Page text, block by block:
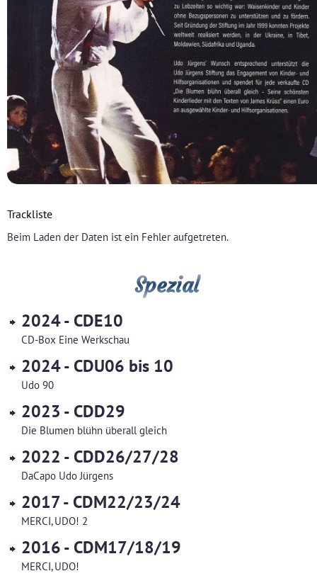
Trackliste
Beim Laden der Daten ist ein Fehler aufgetreten.
Spezial
2024 - CDE10
CD-Box Eine Werkschau
2024 - CDU06 bis 10
Udo 90
2023 - CDD29
Die Blumen blühn überall gleich
2022 - CDD26/27/28
DaCapo Udo Jürgens
2017 - CDM22/23/24
MERCI, UDO! 2
2016 - CDM17/18/19
MERCI, UDO!